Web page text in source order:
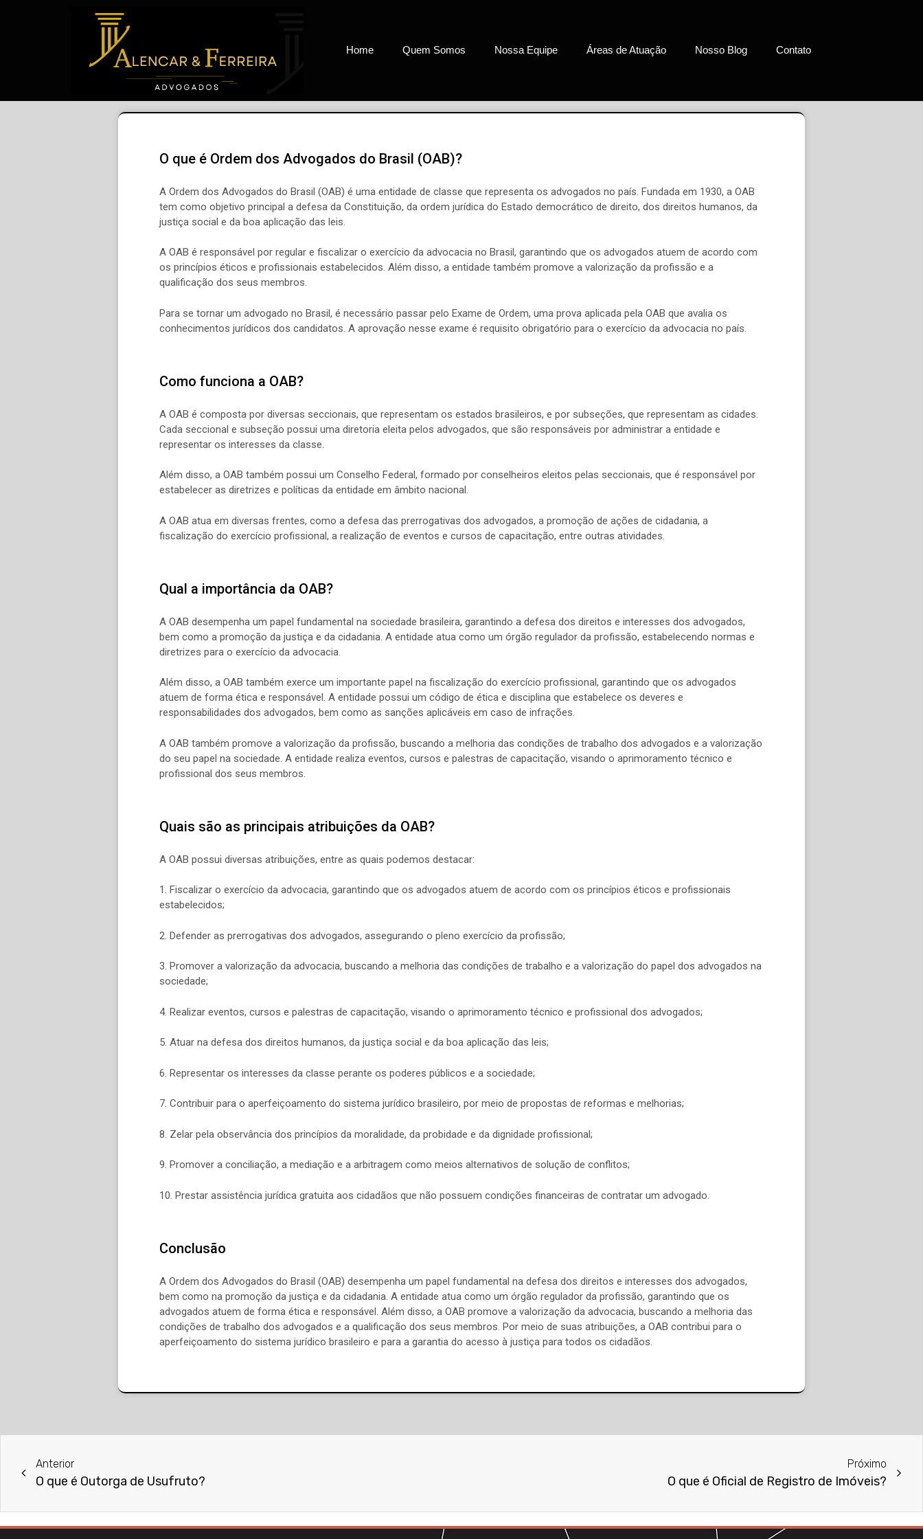
Home Quem Somos Nossa Equipe Áreas de Atuação Nosso Blog Contato
O que é Ordem dos Advogados do Brasil (OAB)?
A Ordem dos Advogados do Brasil (OAB) é uma entidade de classe que representa os advogados no país. Fundada em 1930, a OAB
tem como objetivo principal a defesa da Constituição, da ordem jurídica do Estado democrático de direito, dos direitos humanos, da
justiça social e da boa aplicação das leis.
A OAB é responsável por regular e fiscalizar o exercício da advocacia no Brasil, garantindo que os advogados atuem de acordo com
os princípios éticos e profissionais estabelecidos. Além disso, a entidade também promove a valorização da profissão e a
qualificação dos seus membros.
Para se tornar um advogado no Brasil, é necessário passar pelo Exame de Ordem, uma prova aplicada pela OAB que avalia os
conhecimentos jurídicos dos candidatos. A aprovação nesse exame é requisito obrigatório para o exercício da advocacia no país.
Como funciona a OAB?
A OAB é composta por diversas seccionais, que representam os estados brasileiros, e por subseções, que representam as cidades.
Cada seccional e subseção possui uma diretoria eleita pelos advogados, que são responsáveis por administrar a entidade e
representar os interesses da classe.
Além disso, a OAB também possui um Conselho Federal, formado por conselheiros eleitos pelas seccionais, que é responsável por
estabelecer as diretrizes e políticas da entidade em âmbito nacional.
A OAB atua em diversas frentes, como a defesa das prerrogativas dos advogados, a promoção de ações de cidadania, a
fiscalização do exercício profissional, a realização de eventos e cursos de capacitação, entre outras atividades.
Qual a importância da OAB?
A OAB desempenha um papel fundamental na sociedade brasileira, garantindo a defesa dos direitos e interesses dos advogados,
bem como a promoção da justiça e da cidadania. A entidade atua como um órgão regulador da profissão, estabelecendo normas e
diretrizes para o exercício da advocacia.
Além disso, a OAB também exerce um importante papel na fiscalização do exercício profissional, garantindo que os advogados
atuem de forma ética e responsável. A entidade possui um código de ética e disciplina que estabelece os deveres e
responsabilidades dos advogados, bem como as sanções aplicáveis em caso de infrações.
A OAB também promove a valorização da profissão, buscando a melhoria das condições de trabalho dos advogados e a valorização
do seu papel na sociedade. A entidade realiza eventos, cursos e palestras de capacitação, visando o aprimoramento técnico e
profissional dos seus membros.
Quais são as principais atribuições da OAB?
A OAB possui diversas atribuições, entre as quais podemos destacar:
1. Fiscalizar o exercício da advocacia, garantindo que os advogados atuem de acordo com os princípios éticos e profissionais
estabelecidos;
2. Defender as prerrogativas dos advogados, assegurando o pleno exercício da profissão;
3. Promover a valorização da advocacia, buscando a melhoria das condições de trabalho e a valorização do papel dos advogados na
sociedade;
4. Realizar eventos, cursos e palestras de capacitação, visando o aprimoramento técnico e profissional dos advogados;
5. Atuar na defesa dos direitos humanos, da justiça social e da boa aplicação das leis;
6. Representar os interesses da classe perante os poderes públicos e a sociedade;
7. Contribuir para o aperfeiçoamento do sistema jurídico brasileiro, por meio de propostas de reformas e melhorias;
8. Zelar pela observância dos princípios da moralidade, da probidade e da dignidade profissional;
9. Promover a conciliação, a mediação e a arbitragem como meios alternativos de solução de conflitos;
10. Prestar assistência jurídica gratuita aos cidadãos que não possuem condições financeiras de contratar um advogado.
Conclusão
A Ordem dos Advogados do Brasil (OAB) desempenha um papel fundamental na defesa dos direitos e interesses dos advogados,
bem como na promoção da justiça e da cidadania. A entidade atua como um órgão regulador da profissão, garantindo que os
advogados atuem de forma ética e responsável. Além disso, a OAB promove a valorização da advocacia, buscando a melhoria das
condições de trabalho dos advogados e a qualificação dos seus membros. Por meio de suas atribuições, a OAB contribui para o
aperfeiçoamento do sistema jurídico brasileiro e para a garantia do acesso à justiça para todos os cidadãos.
Anterior
O que é Outorga de Usufruto?
Próximo
O que é Oficial de Registro de Imóveis?